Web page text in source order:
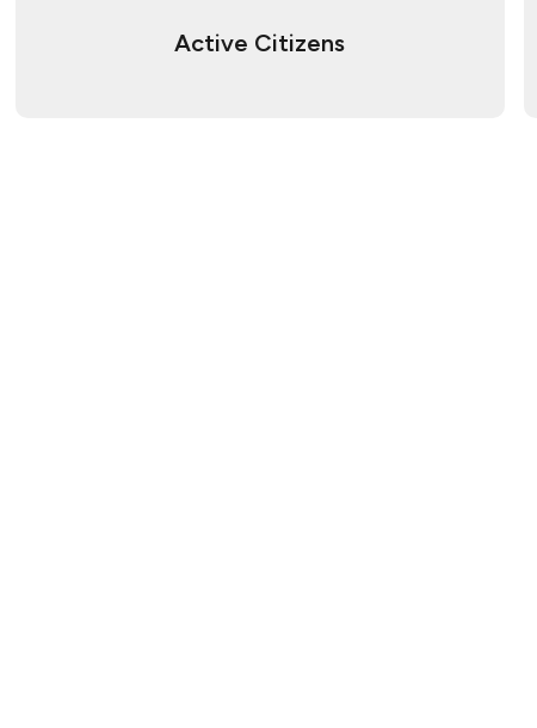
Active Citizens​​​​‌ ‍ ​‍​‍‌‍ ‌ ​‍‌‍‍‌‌‍‌ ‌‍‍‌‌‍ ‍​‍​‍​ ‍‍​‍​‍‌ ​ ‌‍​‌‌‍ ‍‌‍‍‌‌ ‌​‌ ‍‌​‍ ‍‌‍‍‌‌‍ ​‍​‍​‍ ​​‍​‍‌‍‍​‌ ​‍‌‍‌‌‌‍‌‍​‍​‍​ ‍‍​‍​‍​‍ ‌ ​ ‌ ‌​‌ ‌‌‌‍‌​‌‍‍‌‌‍ ​‍ ‌‍‍‌‌‍ ‍‌ ‌​‌‍‌‌‌‍ ‍‌ ‌​​‍ ‌‍‌‌‌‍‌​‌‍‍‌‌ ‌​​‍ ‌‍ ‌‌‍ ‌‍‌​‌‍‌‌​ ‌‌ ​​‌ ​‍‌‍‌‌‌ ​ ‌‍‌‌‌‍ ‍‌ ‌​‌‍​‌‌ ‌​‌‍‍‌‌‍ ‌‍ ‍​ ‍ ‌‍‍‌‌‍‌​​ ‌​ ​ ​ ​‍​ ‌​​ ‍‌​ ‌‌​ ​ ​ ‌ ​ ​ ​‍ ‌‌‍​‍‌‍‌​​ ‌ ‌‍‌​​‍ ‌​ ‌​​ ‌ ​ ‌​​ ​ ​‍ ‌‌‍​‍​ ​ ​ ​‌​ ​​​‍ ‌‌‍​‌​ ‌‌‌‍​‍​ ‌ ​ ‌ ​ ‍​​ ​‍​ ​ ​ ​‌‌‍‌​‌‍‌‌‌‍‌‍​ ‍ ‌ ‌​‌ ‍‌‌ ​​‌‍‌‌​ ‌‌ ​​‌‍​‌‌ ​‍‌ ‌​‌‍ ‍‌‍‌‌‌ ​‍​ ‍ ‌ ​​‌‍​‌‌ ‌​‌‍‍​​ ‌‌‍ ‍‌‍​‌‌‍ ‌‌‍‌‌​ ‌‍​‍‌‍​‌‌ ​ ‌‍‌‌‌‌‌‌‌ ​‍‌‍ ​​ ‌​‍‌‌​ ​‍‌​‌‍‌ ​ ‌ ‌​‌ ‌‌‌‍‌​‌‍‍‌‌‍ ​‍‌‍‌‍‍‌‌‍‌​​ ‌​ ​ ​ ​‍​ ‌​​ ‍‌​ ‌‌​ ​ ​ ‌ ​ ​ ​‍ ‌‌‍​‍‌‍‌​​ ‌ ‌‍‌​​‍ ‌​ ‌​​ ‌ ​ ‌​​ ​ ​‍ ‌‌‍​‍​ ​ ​ ​‌​ ​​​‍ ‌‌‍​‌​ ‌‌‌‍​‍​ ‌ ​ ‌ ​ ‍​​ ​‍​ ​ ​ ​‌‌‍‌​‌‍‌‌‌‍‌‍​‍‌‍‌ ‌​‌ ‍‌‌ ​​‌‍‌‌​ ‌‌ ​​‌‍​‌‌ ​‍‌ ‌​‌‍ ‍‌‍‌‌‌ ​‍​‍‌‍‌ ​​‌‍​‌‌ ‌​‌‍‍​​ ‌‌‍ ‍‌‍​‌‌‍ ‌‌‍‌‌​‍‌‍‌ ​​‌‍‌‌‌ ​‍‌ ​ ‌ ​​‌‍‌‌‌‍​ ‌ ‌​‌‍‍‌‌ ‌‍‌‍‌‌​ ‌‌ ​​‌ ‌‌‌‍​‍‌‍ ​‌‍‍‌‌ ​ ‌‍‍​‌‍‌‌‌‍‌​​‍​‍‌ ‌